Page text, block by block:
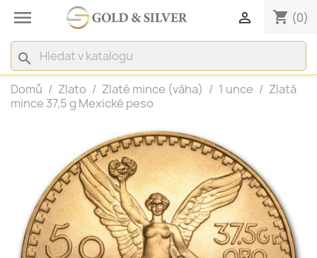
 shopping_cart (0)

search
Domů Zlato Zlaté mince (váha) 1 unce
Zlatá
mince 37,5 g Mexické peso